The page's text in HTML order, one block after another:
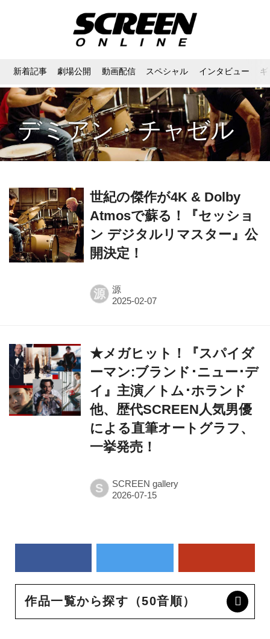
新着記事 劇場公開 動画配信 スペシャル インタビュー
デミアン・チャゼル
世紀の傑作が4K & Dolby
Atmosで蘇る！『セッショ
ン デジタルリマスター』公
開決定！
源 源
★メガヒット！『スパイダ
ーマン:ブランド･ニュー･デ
イ』主演／トム･ホランド
他、歴代SCREEN人気男優
による直筆オートグラフ、
一挙発売！
S SCREEN gallery
作品一覧から探す（50音順）